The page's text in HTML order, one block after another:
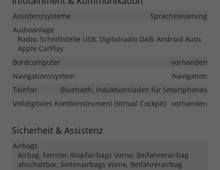
Assistenzsysteme
Sprachsteuerung
Audioanlage
Radio, Schnittstelle USB, Digitalradio DAB, Android Auto,
Apple CarPlay
Bordcomputer
vorhanden
Navigationssystem
Navigation
Telefon
Bluetooth, Induktionsladen für Smartphones
Volldigitales Kombiinstrument (Virtual Cockpit) vorhanden
Sicherheit & Assistenz
Airbags
Airbag, Fenster-/Kopfairbags Vorne, Beifahrerairbag
abschaltbar, Seitenairbags Vorne, Beifahrerairbag